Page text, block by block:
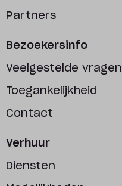
Partners
Bezoekersinfo
Veelgestelde vragen
Toegankelijkheid
Contact
Verhuur
Diensten